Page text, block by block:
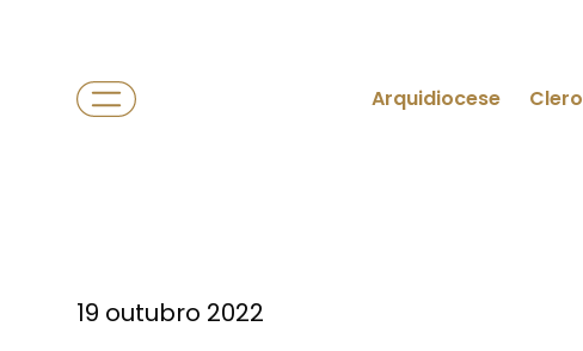
Arquidiocese Clero
19 outubro 2022